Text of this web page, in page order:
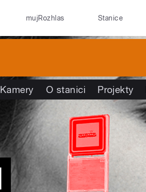
mujRozhlas Stanice
Kamery O stanici Projekty